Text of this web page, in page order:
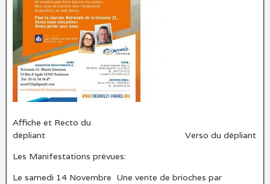
Affiche et Recto du
dépliant Verso du dépliant
Les Manifestations prévues:
Le samedi 14 Novembre Une vente de brioches par